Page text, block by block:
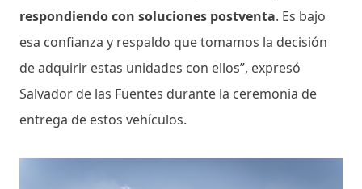
respondiendo con soluciones postventa. Es bajo
esa confianza y respaldo que tomamos la decisión
de adquirir estas unidades con ellos”, expresó
Salvador de las Fuentes durante la ceremonia de
entrega de estos vehículos.